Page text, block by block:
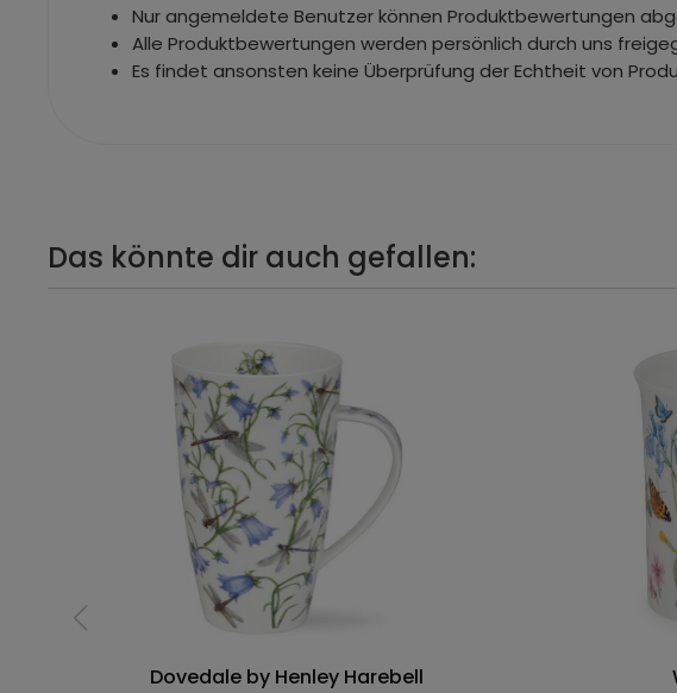
Nur angemeldete Benutzer können Produktbewertungen
Alle Produktbewertungen werden persönlich durch uns
Es findet ansonsten keine Überprüfung der Echtheit von
Das könnte dir auch gefallen:
Dovedale by Henley Harebell